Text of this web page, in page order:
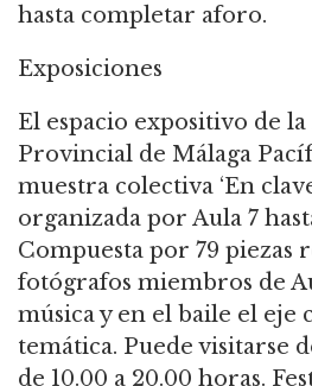
hasta completar aforo.
Exposiciones
El espacio expositivo de
Provincial de Málaga
muestra colectiva ‘En
organizada por Aula 7
Compuesta por 79 piezas
fotógrafos miembros de
música y en el baile el eje
temática. Puede visitarse
de 10.00 a 20.00 horas.